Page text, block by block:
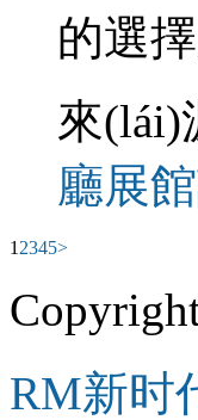
的選
來(lái)
廳展
1 2345>
RM新时